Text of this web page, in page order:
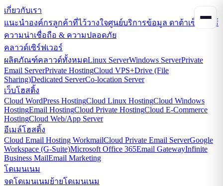
เกี่ยวกับเรา
แนะนำองค์กรลูกค้าที่ไว้วางใจศูนย์บริการข้อมูล ดาต้าเซ็นเตอร์
ความน่าเชื่อถือ & ความปลอดภัย
คลาวด์เซิร์ฟเวอร์
ผลิตภัณฑ์คลาวด์ทั้งหมดLinux ServerWindows ServerPrivate
Email ServerPrivate HostingCloud VPS+Drive (File
Sharing)Dedicated ServerCo-location Server
เว็บโฮสติ้ง
Cloud WordPress HostingCloud Linux HostingCloud Windows
HostingEmail HostingCloud Private HostingCloud E-Commerce
HostingCloud Web/App Server
อีเมล์โฮสติ้ง
Cloud Email Hosting WorkmailCloud Private Email ServerGoogle
Workspace (G-Suite)Microsoft Office 365Email GatewayInfinite
Business MailEmail Marketing
โดเมนเนม
จดโดเมนเนมย้ายโดเมนเนม